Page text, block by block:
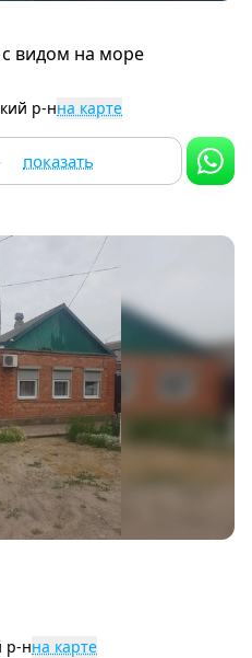
видом на море
р-нна карте
показать
р-нна карте